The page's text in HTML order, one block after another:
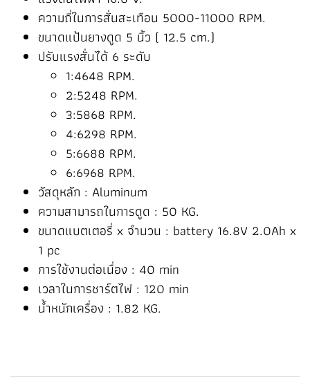
ความถี่ในการสั่นสะเทือน 5000-11000 RPM.
ขนาดแป้นยางดูด 5 นิ้ว ( 12.5 cm.)
ปรับแรงสั่นได้ 6 ระดับ
1:4648 RPM.
2:5248 RPM.
3:5868 RPM.
4:6298 RPM.
5:6688 RPM.
6:6968 RPM.
วัสดุหลัก : Aluminum
ความสามารถในการดูด : 50 KG.
ขนาดแบตเตอรี่ x จำนวน : battery 16.8V 2.0Ah x
1 pc
การใช้งานต่อเนื่อง : 40 min
เวลาในการชาร์ตไฟ : 120 min
น้ำหนักเครื่อง : 1.82 KG.